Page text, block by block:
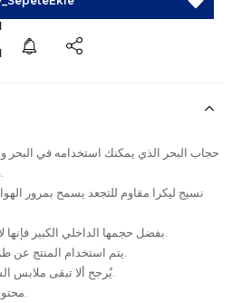
حجاب البحر الذي يمكنك استخدامه في البحر
نسيج ليكرا مقاوم للتجعد يسمح بمرور